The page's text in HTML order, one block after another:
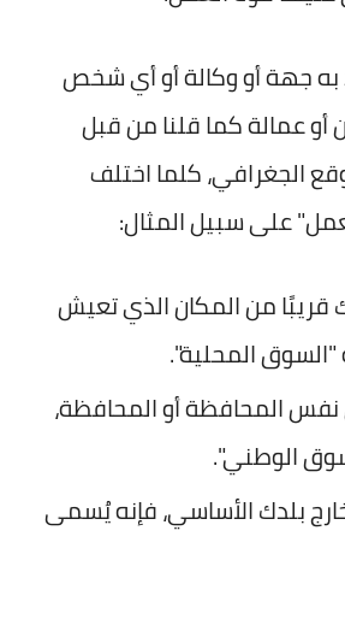
جهة أو وكالة أو أي شخص
عمالة كما قلنا من قبل
الجغرافي، كلما اختلف
على سبيل المثال:
قريبًا من المكان الذي تعيش
المحلية".
المحافظة أو المحافظة،
الوطني".
بلدك الأساسي، فإنه يُسمى